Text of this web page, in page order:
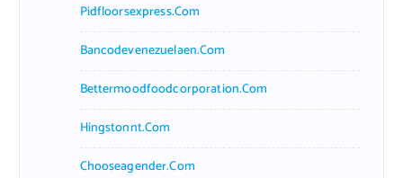
Pidfloorsexpress.com
Bancodevenezuelaen.com
Bettermoodfoodcorporation.com
Hingstonnt.com
Chooseagender.com